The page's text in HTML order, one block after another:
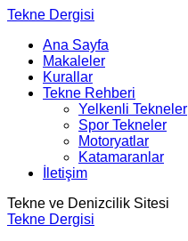
Tekne Dergisi
Ana Sayfa
Makaleler
Kurallar
Tekne Rehberi
Yelkenli Tekneler
Spor Tekneler
Motoryatlar
Katamaranlar
İletişim
Tekne ve Denizcilik Sitesi
Tekne Dergisi